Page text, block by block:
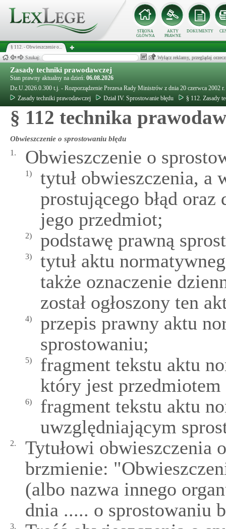
STRONA
GŁÓWNA
AKTY
PRAWNE
DOKUMENTY
§ 112. - Obwieszczenie o...
Szukaj: Wyłącz reklamy, przeglądaj
Zasady techniki prawodawczej
Stan prawny aktualny na dzień: 06.08.2026
Dz.U.2026.0.300 t.j. - Rozporządzenie Prezesa Rady Ministrów z dnia 20 czerwca 2002
Zasady techniki prawodawczej
Dział IV. Sprostowanie błędu § 112. Zasady
§ 112 technika
Obwieszczenie o sprostowaniu błędu
1. Obwieszczenie o
1)
tytuł obwieszczenia, a
prostującego błąd
jego przedmiot;
2) podstawę prawną
3)
tytuł aktu
także oznaczenie
został ogłoszony ten
4)
przepis prawny aktu
sprostowaniu;
5)
fragment tekstu aktu
który jest przedmiotem
6)
fragment tekstu aktu
uwzględniającym
2.
Tytułowi obwieszczenia
brzmienie:
(albo nazwa innego
dnia ..... o sprostowaniu
3.